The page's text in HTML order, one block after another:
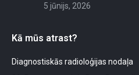
5 jūnijs, 2026
Kā mūs atrast?
Diagnostiskās radioloģijas nodaļa